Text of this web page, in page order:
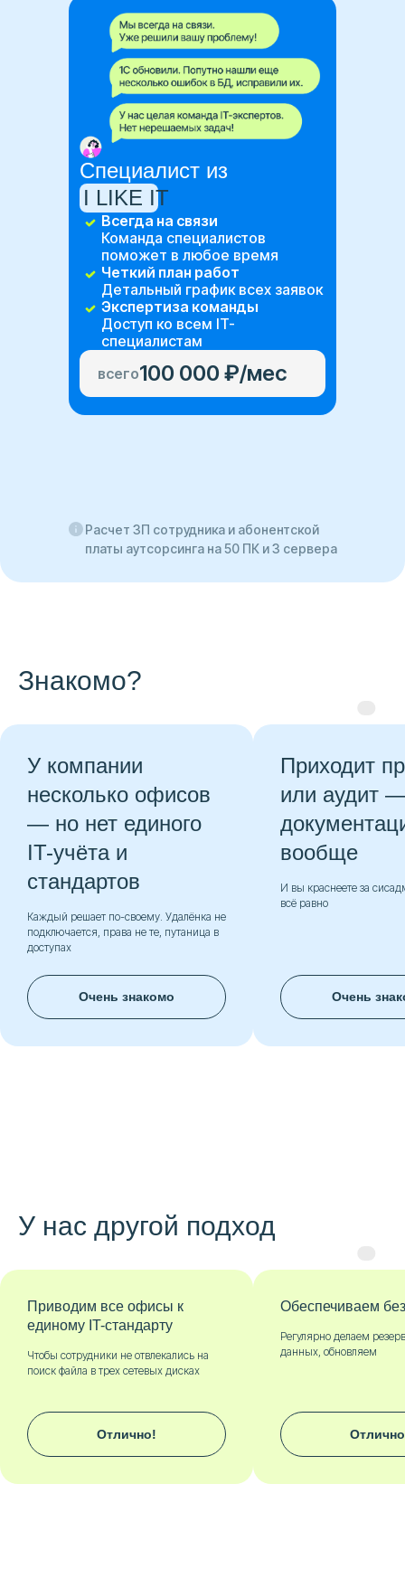
Cпециалист из
I LIKE IT
Всегда на связи
Команда специалистов
поможет в любое время
Четкий план работ
Детальный график всех заявок
Экспертиза команды
Доступ ко всем IT-
специалистам
всего100 000 ₽/мес
Расчет ЗП сотрудника и абонентской
платы аутсорсинга на 50 ПК и 3 сервера
Знакомо?
офисов
нет единого
и
по-своему. Удалёнка не
права не те, путаница в
Очень знакомо
Приходит проверка
или аудит — а IT-
документации нет
вообще
И вы краснеете за сисадмина,
Очень знакомо
У нас другой подход
Приводим все офисы к
единому IT-стандарту
Чтобы сотрудники не отвлекались на
поиск файла в трех сетевых дисках
Отлично!
Обеспечиваем
Регулярно делаем
данных, обновляем
Отлично!